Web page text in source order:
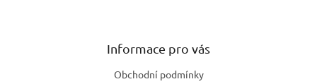
Informace pro vás
Obchodní podmínky